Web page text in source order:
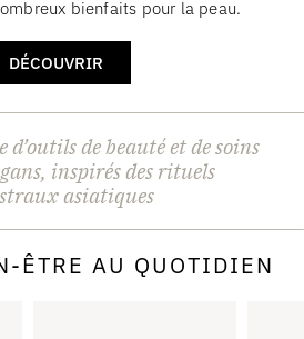
de beautéet de soins
inspirés des rituels
asiatiques
bienfaits pour la peau.
DÉCOUVRIR
ÊTRE AU QUOTIDIEN